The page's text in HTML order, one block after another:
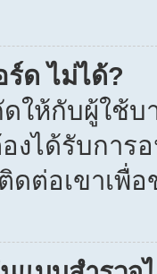
ร์ด ไม่ได้?
ให้กับผู้ใช้บ
ได้รับการ
ดต่อเขาเพื่